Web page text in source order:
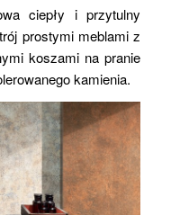
ciepły i przytulny
prostymi meblami z
koszami na pranie
kamienia.